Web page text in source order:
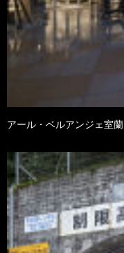
アール・ベルアンジェ室蘭